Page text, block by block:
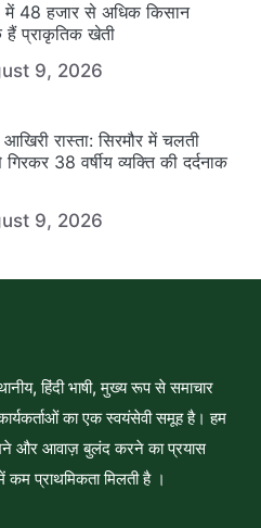
में 48 हजार से अधिक किसान
प्राकृतिक खेती
9, 2026
रास्ता: सिरमौर में चलती
38 वर्षीय व्यक्ति की दर्दनाक
9, 2026
हिंदी भाषी, मुख्य रूप से समाचार
का एक स्वयंसेवी समूह है। हम
और आवाज़ बुलंद करने का प्रयास
कम प्राथमिकता मिलती है ।